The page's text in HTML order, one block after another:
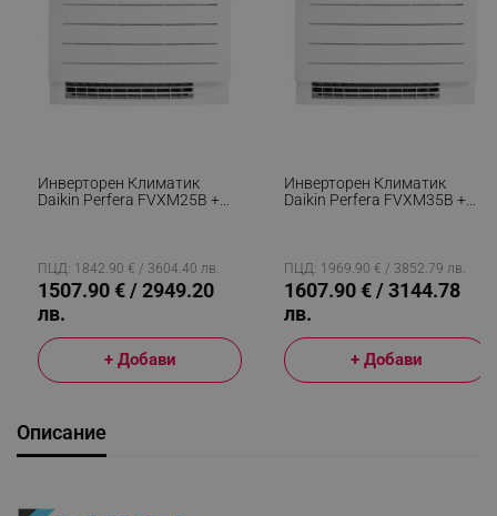
Инверторен Климатик
Daikin Perfera FVXM25B +
ПЦД: 1842.90 € / 3604.40 лв.
1507.90 € / 2949.20
лв.
+ Добави
Инверторен Климатик
Daikin Perfera FVXM35B +
ПЦД: 1969.90 € / 3852.79 лв.
1607.90 € / 3144.78
лв.
+ Добави
Описание